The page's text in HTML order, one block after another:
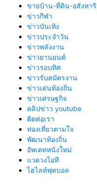
ขายบ้าน-ที่ดิน-อสังหา
ข่าวกีฬา
ข่าวบันเทิง
ข่าวประจำวัน
ข่าวพลังงาน
ข่าวยานยนต์
ข่าวรอบทิศ
ข่าวรับสมัตรงาน
ข่าวเด่นท้องถิ่น
ข่าวเศรษฐกิจ
คลิปข่าว youtube
ติดต่อเรา
ท่องเที่ยวตามใจ
พัฒนาท้องถิ่น
อัพเดทหนังใหม่
แวดวงไอที
ไฮไลท์ฟุตบอล